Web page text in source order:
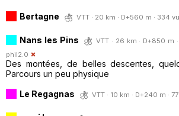
Bertagne VTT · 20 km · D+560 m · 334
Nans les Pins
VTT · 26 km · D+850 m
phil2.0
Des montées, de belles descentes,
Parcours un peu physique
Le Regagnas
VTT · 10 km · D+240 m ·